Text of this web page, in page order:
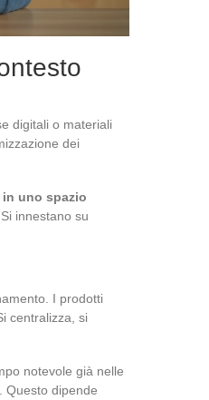
digitali o materiali
dei
in uno spazio
innestano su
I prodotti
centralizza, si
notevole già nelle
Questo dipende